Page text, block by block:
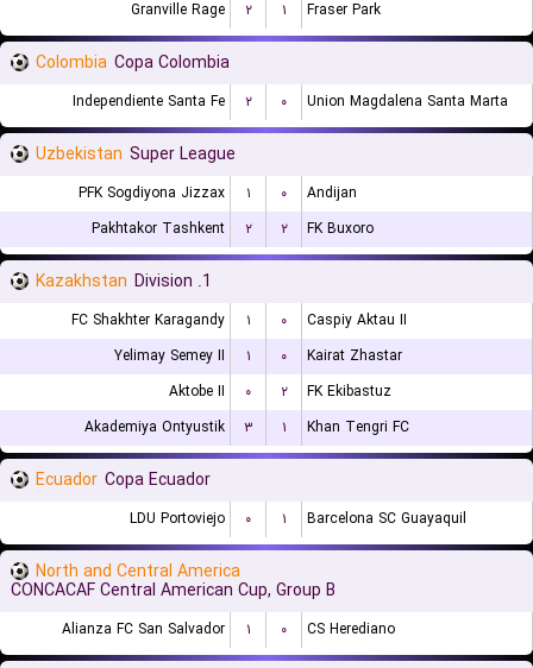
Granville Rage ۲ ۱ Fraser Park
Colombia Copa Colombia
Independiente Santa Fe ۲ ۰ Union Magdalena Santa Marta
Uzbekistan Super League
PFK Sogdiyona Jizzax ۱ ۰
Andijan
Pakhtakor Tashkent
۲ ۲ FK Buxoro
Kazakhstan 1. Division
FC Shakhter Karagandy ۱ ۰
Caspiy Aktau II
Yelimay Semey II
۱ ۰
Kairat Zhastar
Aktobe II
۰ ۲
FK Ekibastuz
Akademiya Ontyustik
۳ ۱ Khan Tengri FC
Ecuador Copa Ecuador
LDU Portoviejo ۰ ۱ Barcelona SC Guayaquil
North and Central America
CONCACAF Central American Cup, Group B
Alianza FC San Salvador ۱ ۰ CS Herediano